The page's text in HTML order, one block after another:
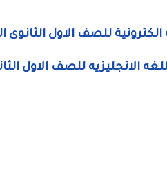
الكترونية للصف الاول
الانجليزيه للصف الاول